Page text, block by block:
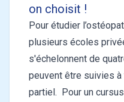
on choisit !
Pour étudier
plusieurs écoles
s'échelonnent de
peuvent être suivies
partiel. Pour un